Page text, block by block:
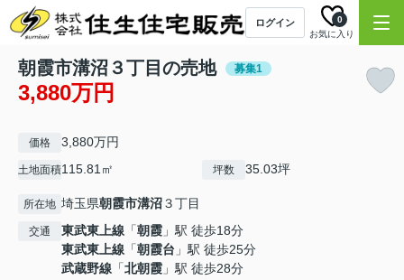
ログイン
お気に入り
0
朝霞市溝沼３丁目の売地 募集1
3,880万円
価格 3,880万円
土地面積115.81㎡ 坪数 35.03坪
所在地 埼玉県朝霞市溝沼３丁目
交通 東武東上線 「朝霞 」駅 徒歩18分
東武東上線 「朝霞台 」駅 徒歩25分
武蔵野線 「北朝霞 」駅 徒歩28分